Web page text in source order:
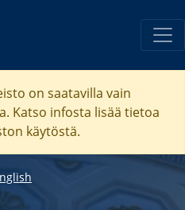
on saatavilla vain
Katso infosta lisää tietoa
käytöstä.